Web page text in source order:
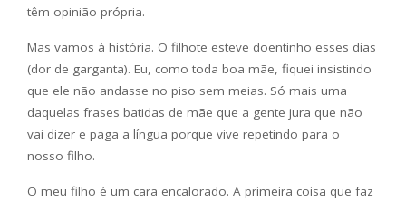
têm opinião própria.
Mas vamos à história. O filhote esteve doentinho esses dias
(dor de garganta). Eu, como toda boa mãe, fiquei insistindo
que ele não andasse no piso sem meias. Só mais uma
daquelas frases batidas de mãe que a gente jura que não
vai dizer e paga a língua porque vive repetindo para o
nosso filho.
O meu filho é um cara encalorado. A primeira coisa que faz